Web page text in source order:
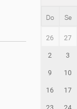
Do Se
26 27
2 3
9 10
16 17